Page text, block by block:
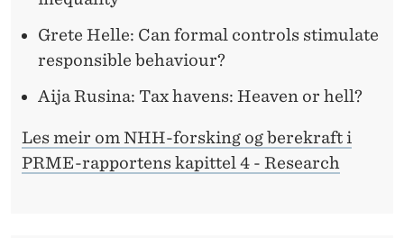
Grete Helle: Can formal controls stimulate
responsible behaviour?
Aija Rusina: Tax havens: Heaven or hell?
Les meir om NHH-forsking og berekraft i
PRME-rapportens kapittel 4 - Research